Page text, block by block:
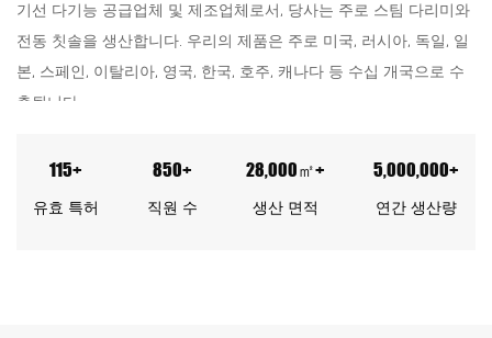
기선 다기능 공급업체 및 제조업체로서, 당사는 주로 스팀 다리미와
전동 칫솔을 생산합니다. 우리의 제품은 주로 미국, 러시아, 독일, 일
본, 스페인, 이탈리아, 영국, 한국, 호주, 캐나다 등 수십 개국으로 수
출됩니다.
비스 감각을 향상시킬 것입니다. 하오지아와 협력하여 더 나은 미래
115+
유효 특허
850+
직원 수
28,000㎡+
생산 면적
5,000,000+
연간 생산량